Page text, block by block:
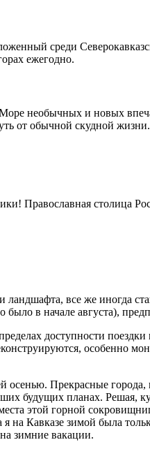
среди
ежегодно.
необычных и новых
от обычной скудной жизни.
Православная столица
ландшафта, все же иногда
в начале августа),
доступности
особенно
Прекрасные
будущих планах. Решая,
этой горной
Кавказе зимой была
зимние вакации.